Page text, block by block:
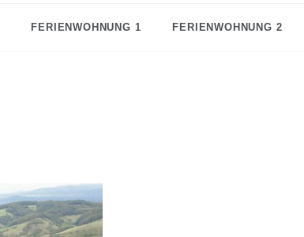
FERIENWOHNUNG 1 FERIENWOHNUNG 2